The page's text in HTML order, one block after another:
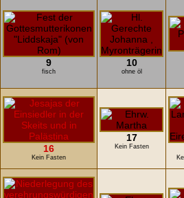
9
fisch
10
ohne öl
16
Kein Fasten
17
Kein Fasten